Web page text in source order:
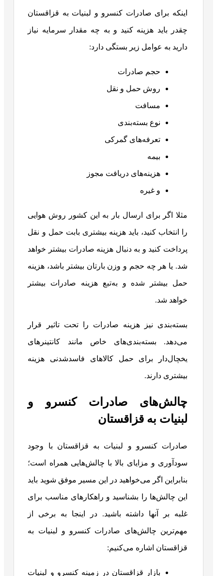
اینکه برای صادرات کنسرو و لبنیات به قزاقستان
چقدر باید هزینه کنید و به چه مقدار سرمایه نیاز
دارید به عوامل زیر بستگی دارد:
حجم صادرات
روش حمل و نقل
مسافت
نوع بسته‌بندی
تعرفه‌های گمرکی
بیمه
هزینه‌های دریافت مجوز
و غیره
مثلا اگر برای ارسال بار به این کشور روش هوایی
را انتخاب کنید، باید هزینه بیشتری بابت حمل و نقل
پرداخت کنید و به دنبال هزینه صادرات بیشتر خواهد
شد. یا هر چه حجم و وزن بارتان بیشتر باشد، هزینه
حمل بیشتر شده و به‌تبع هزینه صادرات بیشتر
خواهد شد.
بسته‌بندی نیز هزینه صادرات را تحت تاثیر قرار
می‌دهد. بسته‌بندی‌های خاص مانند کانتینرهای
یخچال‌دار برای حمل کالاهای فاسدشدنی هزینه
بیشتری دارند.
چالش‌های صادرات کنسرو و
لبنیات به قزاقستان
صادرات کنسرو و لبنیات به قزاقستان با وجود
سودآوری و مزایای بالا با چالش‌هایی همراه است؛
بنابراین اگر می‌خواهید در این مسیر موفق شوید باید
این چالش‌ها را بشناسید و راهکارهای مناسب برای
غلبه بر آنها داشته باشید. در اینجا به برخی از
مهم‌ترین چالش‌های صادرات کنسرو و لبنیات به
قزاقستان اشاره می‌کنیم:
بازار قزاقستان در زمینه کنسرو و لبنیات